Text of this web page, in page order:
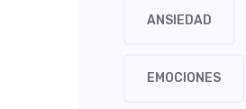
ANSIEDAD
EMOCIONES